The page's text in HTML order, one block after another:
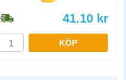
41.10 kr
KÖP